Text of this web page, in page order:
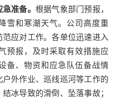
准备。 根据气象部门预报，
雪和寒潮天气。公司高度重
应对工作。各单位迅速进入
预报，及时采取有效措施应
备、物资和应急队伍备战情
外作业、巡线巡河等工作的
冰导致的滑倒、坠落事故；